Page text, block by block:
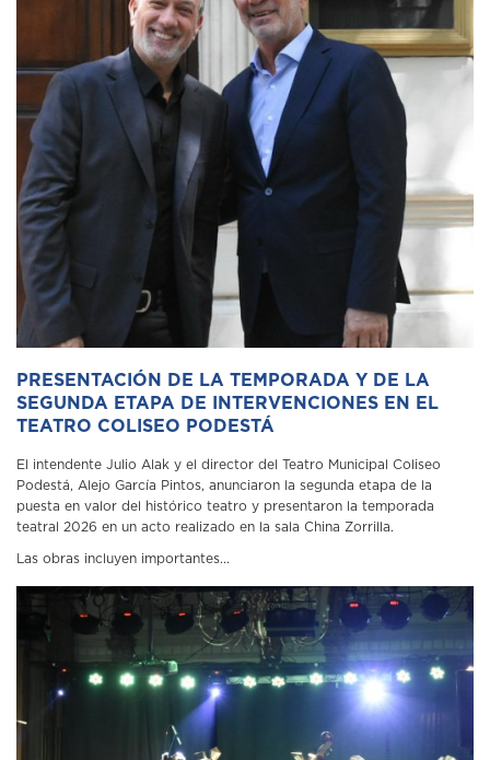
PRESENTACIÓN DE LA TEMPORADA Y DE LA
SEGUNDA ETAPA DE INTERVENCIONES EN EL
TEATRO COLISEO PODESTÁ
El intendente Julio Alak y el director del Teatro Municipal Coliseo
Podestá, Alejo García Pintos, anunciaron la segunda etapa de la
puesta en valor del histórico teatro y presentaron la temporada
teatral 2026 en un acto realizado en la sala China Zorrilla.
Las obras incluyen importantes...